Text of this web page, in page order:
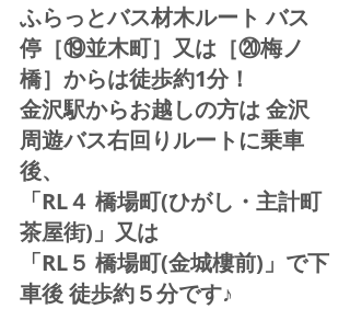
ふらっとバス材木ルート バス
停［⑲並木町］又は［⑳梅ノ
橋］からは徒歩約1分！
金沢駅からお越しの方は 金沢
周遊バス右回りルートに乗車
後、
「RL４ 橋場町(ひがし・主計町
茶屋街)」又は
「RL５ 橋場町(金城樓前)」で下
車後 徒歩約５分です♪